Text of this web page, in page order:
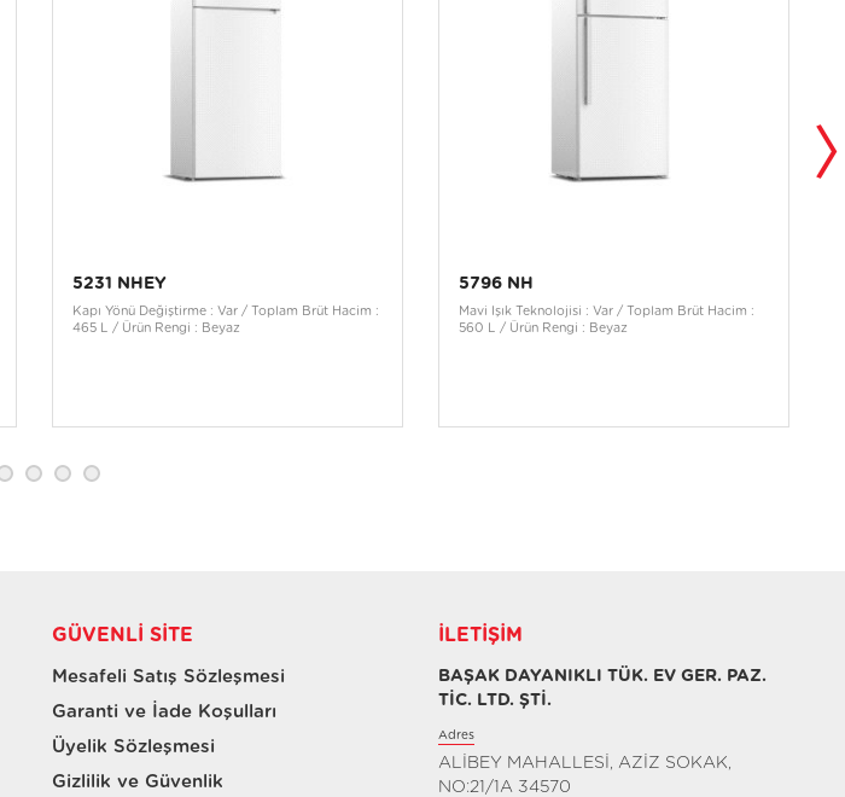
5231 NHEY
Kapı Yönü Değiştirme : Var / Toplam Brüt Hacim :
465 L / Ürün Rengi : Beyaz
5796 NH
Mavi Işık Teknolojisi : Var / Toplam Brüt Hacim :
560 L / Ürün Rengi : Beyaz
GÜVENLI SITE
Mesafeli Satış Sözleşmesi
Garanti ve İade Koşulları
Üyelik Sözleşmesi
Gizlilik ve Güvenlik
İLETIŞIM
BAŞAK DAYANIKLI TÜK. EV GER. PAZ.
TİC. LTD. ŞTİ.
Adres
ALİBEY MAHALLESİ, AZİZ SOKAK,
NO:21/1A 34570